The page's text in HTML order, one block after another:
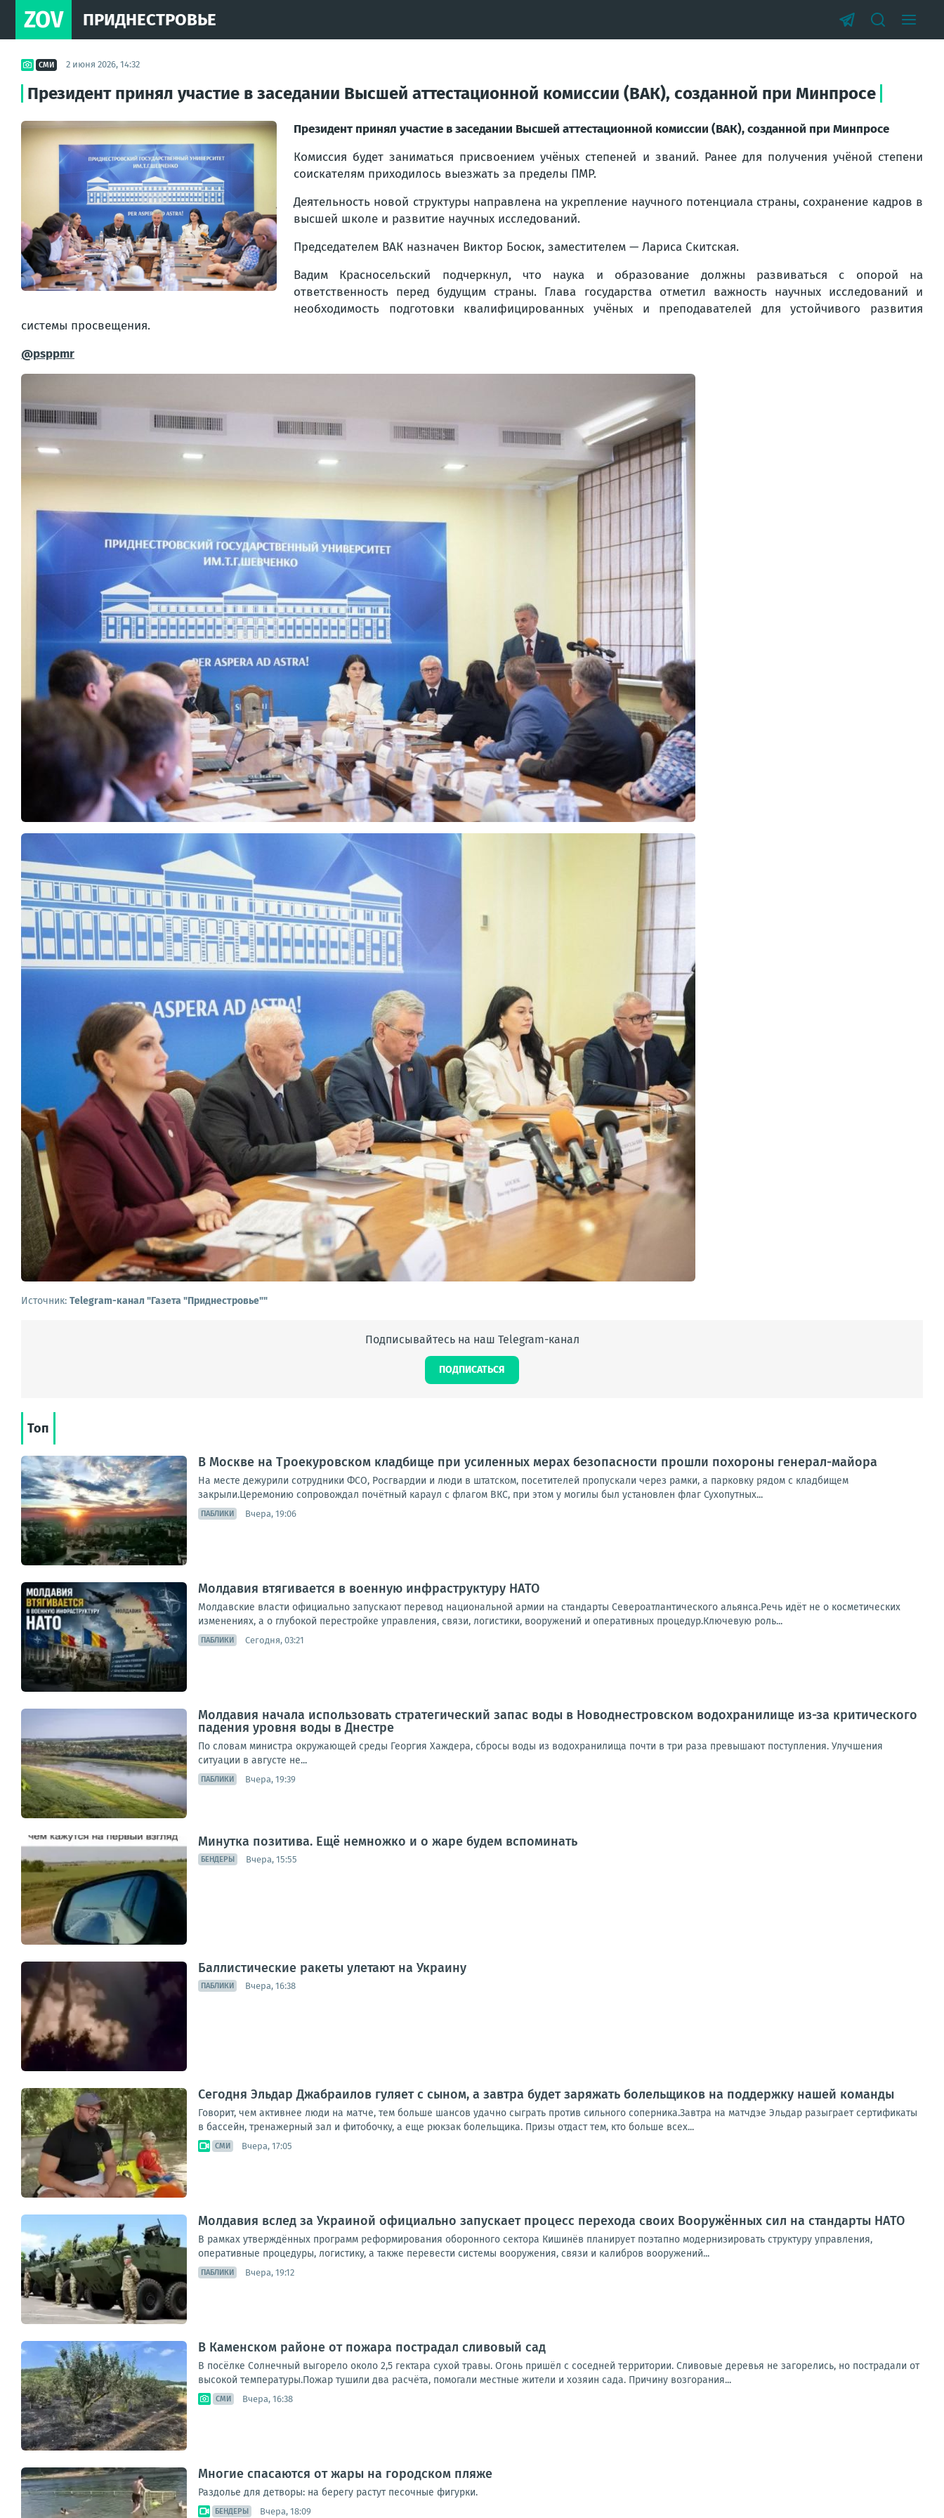
ZOV ПРИДНЕСТРОВЬЕ
СМИ 2 июня 2026, 14:32
Президент принял участие в заседании Высшей аттестационной комиссии (ВАК), созданной при Минпросе
Президент принял участие в заседании Высшей аттестационной комиссии (ВАК), созданной при Минпросе
Комиссия будет заниматься присвоением учёных степеней и званий. Ранее для получения учёной степени
соискателям приходилось выезжать за пределы ПМР.
Деятельность новой структуры направлена на укрепление научного потенциала страны, сохранение кадров в
высшей школе и развитие научных исследований.
Председателем ВАК назначен Виктор Босюк, заместителем — Лариса Скитская.
Вадим Красносельский подчеркнул, что наука и образование должны развиваться с опорой на
ответственность перед будущим страны. Глава государства отметил важность научных исследований и
необходимость подготовки квалифицированных учёных и преподавателей для устойчивого развития
системы просвещения.
@psppmr
Источник: Telegram-канал "Газета "Приднестровье""
Подписывайтесь на наш Telegram-канал
ПОДПИСАТЬСЯ
Топ
В Москве на Троекуровском кладбище при усиленных мерах безопасности прошли похороны генерал-майора
На месте дежурили сотрудники ФСО, Росгвардии и люди в штатском, посетителей пропускали через рамки, а парковку рядом с кладбищем
закрыли.Церемонию сопровождал почётный караул с флагом ВКС, при этом у могилы был установлен флаг Сухопутных...
ПАБЛИКИ Вчера, 19:06
Молдавия втягивается в военную инфраструктуру НАТО
Молдавские власти официально запускают перевод национальной армии на стандарты Североатлантического альянса.Речь идёт не о косметических
изменениях, а о глубокой перестройке управления, связи, логистики, вооружений и оперативных процедур.Ключевую роль...
ПАБЛИКИ Сегодня, 03:21
Молдавия начала использовать стратегический запас воды в Новоднестровском водохранилище из-за критического
падения уровня воды в Днестре
По словам министра окружающей среды Георгия Хаждера, сбросы воды из водохранилища почти в три раза превышают поступления. Улучшения
ситуации в августе не...
ПАБЛИКИ Вчера, 19:39
Минутка позитива. Ещё немножко и о жаре будем вспоминать
БЕНДЕРЫ Вчера, 15:55
Баллистические ракеты улетают на Украину
ПАБЛИКИ Вчера, 16:38
Сегодня Эльдар Джабраилов гуляет с сыном, а завтра будет заряжать болельщиков на поддержку нашей команды
Говорит, чем активнее люди на матче, тем больше шансов удачно сыграть против сильного соперника.Завтра на матчдэе Эльдар разыграет сертификаты
в бассейн, тренажерный зал и фитобочку, а еще рюкзак болельщика. Призы отдаст тем, кто больше всех...
СМИ Вчера, 17:05
Молдавия вслед за Украиной официально запускает процесс перехода своих Вооружённых сил на стандарты НАТО
В рамках утверждённых программ реформирования оборонного сектора Кишинёв планирует поэтапно модернизировать структуру управления,
оперативные процедуры, логистику, а также перевести системы вооружения, связи и калибров вооружений...
ПАБЛИКИ Вчера, 19:12
В Каменском районе от пожара пострадал сливовый сад
В посёлке Солнечный выгорело около 2,5 гектара сухой травы. Огонь пришёл с соседней территории. Сливовые деревья не загорелись, но пострадали от
высокой температуры.Пожар тушили два расчёта, помогали местные жители и хозяин сада. Причину возгорания...
СМИ Вчера, 16:38
Многие спасаются от жары на городском пляже
Раздолье для детворы: на берегу растут песочные фигурки.
БЕНДЕРЫ Вчера, 18:09